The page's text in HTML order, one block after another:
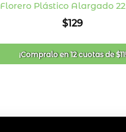
Florero Plástico Alargado
$129
¡Compralo en12 cuotasde$11!